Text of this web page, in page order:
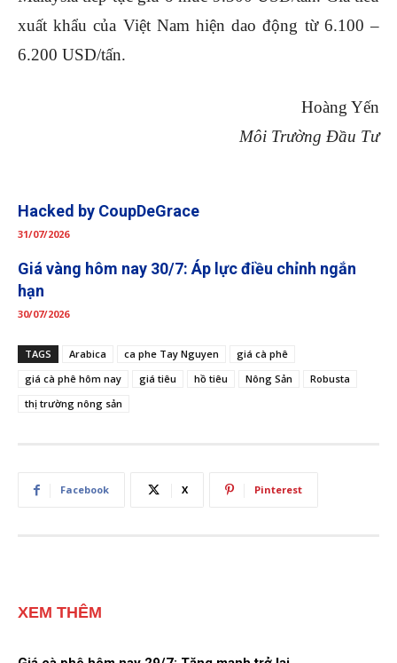
xuất khẩu của Việt Nam hiện dao động từ 6.100 –
6.200 USD/tấn.
Hoàng Yến
Môi Trường Đầu Tư
Hacked by CoupDeGrace
31/07/2026
Giá vàng hôm nay 30/7: Áp lực điều chỉnh ngắn
hạn
30/07/2026
TAGS Arabica ca phe Tay Nguyen
giá cà phê
giá cà phê hôm nay
giá tiêu hồ tiêu Nông Sản
Robusta
thị trường nông sản
Facebook X Pinterest
XEM THÊM